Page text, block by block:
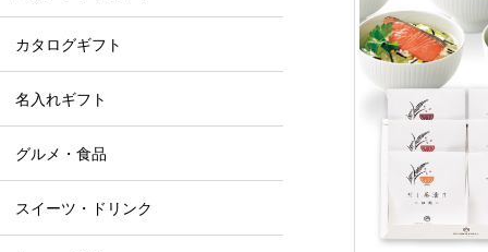
カタログギフト
名入れギフト
グルメ・食品
スイーツ・ドリンク